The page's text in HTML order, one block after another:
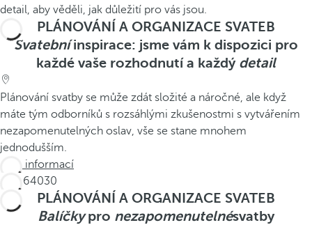
detail, aby věděli, jak důležití pro vás jsou.
PLÁNOVÁNÍ A ORGANIZACE SVATEB
Svatebníinspirace: jsme vám k dispozici pro
každé vaše rozhodnutí a každý detail
Plánování svatby se může zdát složité a náročné, ale když
máte tým odborníků s rozsáhlými zkušenostmi s vytvářením
nezapomenutelných oslav, vše se stane mnohem
jednodušším.
Více informací
PLÁNOVÁNÍ A ORGANIZACE SVATEB
Balíčkypro nezapomenutelnésvatby